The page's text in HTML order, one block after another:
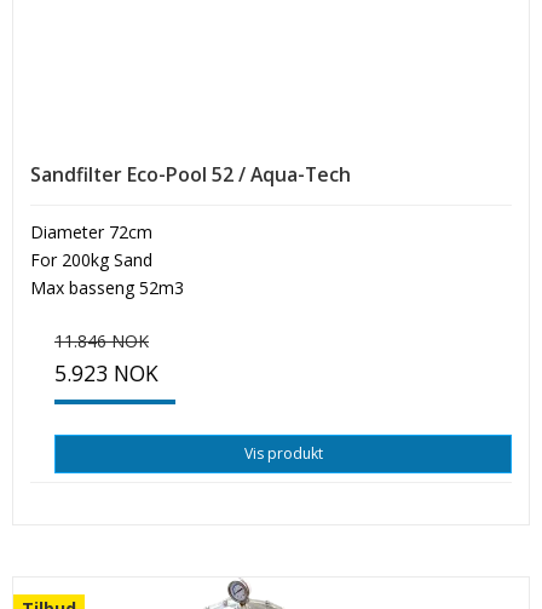
Sandfilter Eco-Pool 52 / Aqua-Tech
Diameter 72cm
For 200kg Sand
Max basseng 52m3
11.846 NOK
5.923 NOK
Vis produkt